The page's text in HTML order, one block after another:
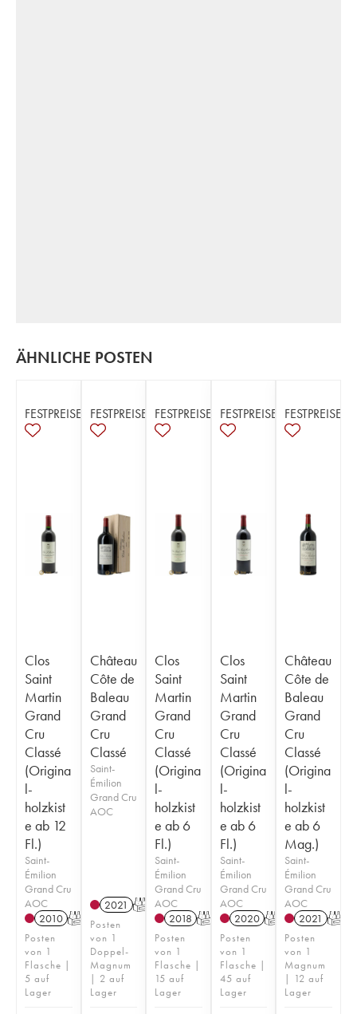
ÄHNLICHE POSTEN
FESTPREISE
Clos
Saint
Martin
Grand
Cru
Classé
(Origina
l-
holzkist
e ab 12
Fl.)
Saint-
Émilion
Grand Cru
AOC
2010 T
Posten
von 1
Flasche |
5 auf
Lager
FESTPREISE
Château
Côte de
Baleau
Grand
Cru
Classé
Saint-
Émilion
Grand Cru
AOC
2021 T
Posten
von 1
Doppel-
Magnum
| 2 auf
Lager
FESTPREISE
Clos
Saint
Martin
Grand
Cru
Classé
(Origina
l-
holzkist
e ab 6
Fl.)
Saint-
Émilion
Grand Cru
AOC
2018 T
Posten
von 1
Flasche |
15 auf
Lager
FESTPREISE
Clos
Saint
Martin
Grand
Cru
Classé
(Origina
l-
holzkist
e ab 6
Fl.)
Saint-
Émilion
Grand Cru
AOC
2020 T
Posten
von 1
Flasche |
45 auf
Lager
FESTPREISE
Château
Côte de
Baleau
Grand
Cru
Classé
(Origina
l-
holzkist
e ab 6
Mag.)
Saint-
Émilion
Grand Cru
AOC
2021 T
Posten
von 1
Magnum
| 12 auf
Lager